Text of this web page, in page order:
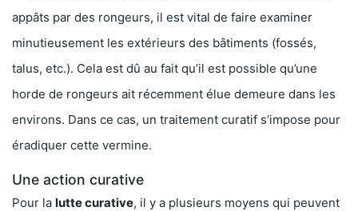
appâts par des rongeurs, il est vital de faire examiner
minutieusement les extérieurs des bâtiments (fossés,
talus, etc.). Cela est dû au fait qu’il est possible qu’une
horde de rongeurs ait récemment élue demeure dans les
environs. Dans ce cas, un traitement curatif s’impose pour
éradiquer cette vermine.
Une action curative
Pour la lutte curative, il y a plusieurs moyens qui peuvent